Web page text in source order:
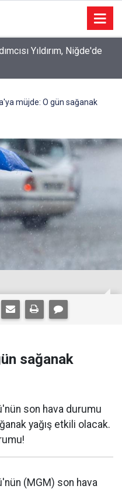
Yıldırım, Niğde'de
müjde: O gün sağanak
sağanak
son hava durumu
yağış etkili olacak.
(MGM) son hava